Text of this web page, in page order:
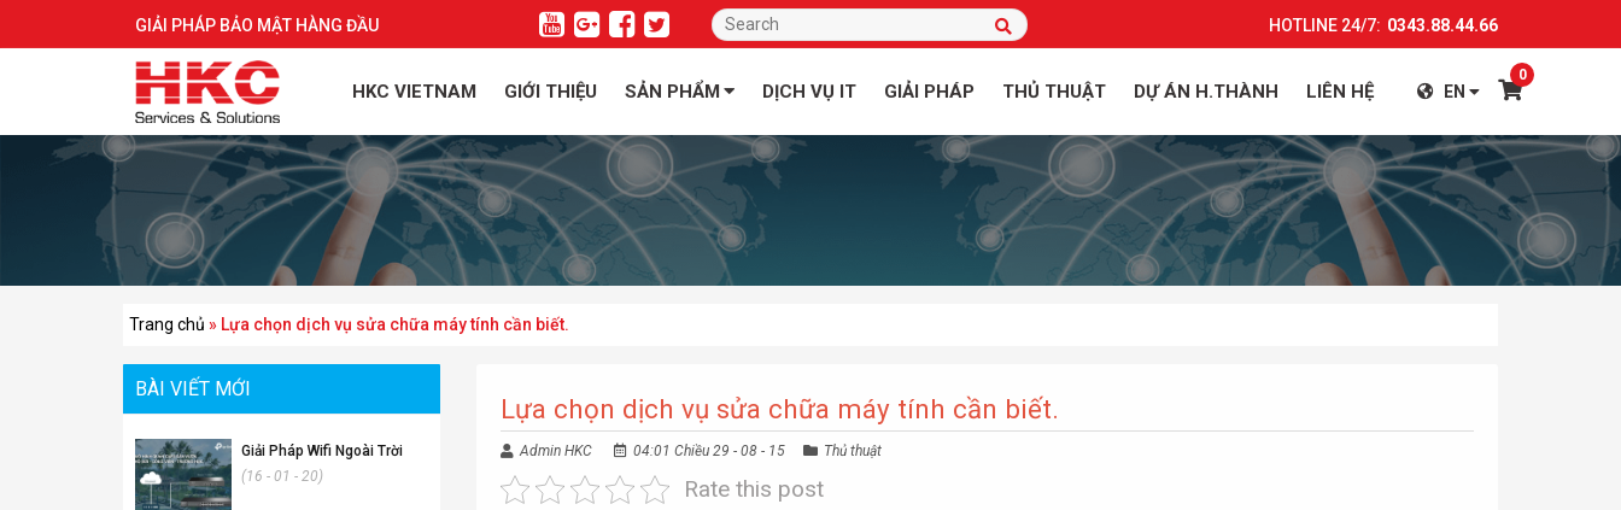
GIẢI PHÁP BẢO MẬT HÀNG ĐẦU HOTLINE 24/7: 0343.88.44.66
HKC VIETNAM GIỚI THIỆU SẢN PHẨM DỊCH VỤ IT GIẢI PHÁP THỦ THUẬT DỰ ÁN H.THÀNH LIÊN HỆ EN
0
Trang chủ » Lựa chọn dịch vụ sửa chữa máy tính cần biết.
BÀI VIẾT MỚI
Giải Pháp Wifi Ngoài Trời
(16 - 01 - 20)
Lựa chọn dịch vụ sửa chữa máy tính cần biết.
Admin HKC 04:01 Chiều 29 - 08 - 15 Thủ thuật
Rate this post